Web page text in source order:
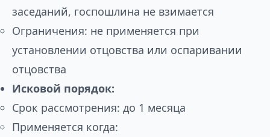
заседаний, госпошлина не взимается
Ограничения: не применяется при
установлении отцовства или оспаривании
отцовства
Исковой порядок:
Срок рассмотрения: до 1 месяца
Применяется когда: